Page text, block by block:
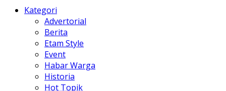
Kategori
Advertorial
Berita
Etam Style
Event
Habar Warga
Historia
Hot Topik